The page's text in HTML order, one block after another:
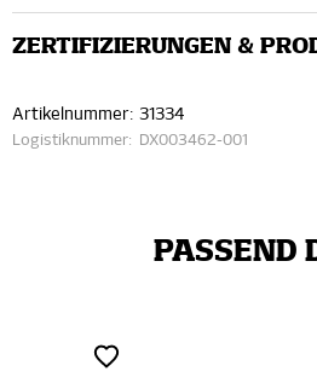
ZERTIFIZIERUNGEN &
Artikelnummer: 31334
Logistiknummer: DX003462-001
PASSEND